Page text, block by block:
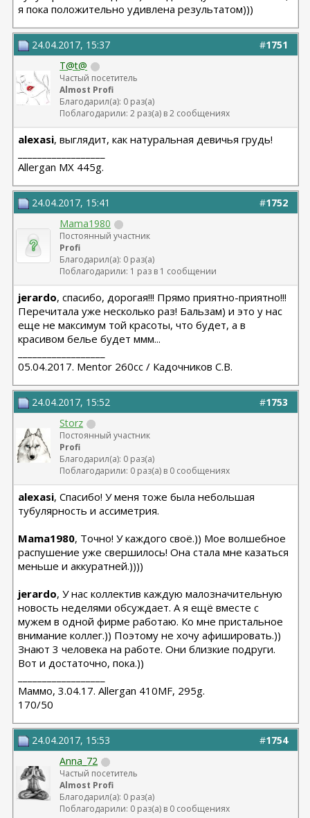
я пока положительно удивлена результатом)))
#1751
24.04.2017, 15:37
T@t@
Частый посетитель
Almost Profi
Благодарил(а): 0 раз(а)
Поблагодарили: 2 раз(а) в 2 сообщениях
alexasi, выглядит, как натуральная девичья грудь!
Allergan МХ 445g.
#1752
24.04.2017, 15:41
Mama1980
Постоянный участник
Profi
Благодарил(а): 0 раз(а)
Поблагодарили: 1 раз в 1 сообщении
jerardo, спасибо, дорогая!!! Прямо приятно-приятно!!!
Перечитала уже несколько раз! Бальзам) и это у нас
еще не максимум той красоты, что будет, а в
красивом белье будет ммм...
05.04.2017. Mentor 260cc / Кадочников С.В.
#1753
24.04.2017, 15:52
Storz
Постоянный участник
Profi
Благодарил(а): 0 раз(а)
Поблагодарили: 0 раз(а) в 0 сообщениях
alexasi, Спасибо! У меня тоже была небольшая
тубулярность и ассиметрия.
Mama1980, Точно! У каждого своё.)) Мое волшебное
распушение уже свершилось! Она стала мне казаться
меньше и аккуратней.))))
jerardo, У нас коллектив каждую малозначительную
новость неделями обсуждает. А я ещё вместе с
мужем в одной фирме работаю. Ко мне пристальное
внимание коллег.)) Поэтому не хочу афишировать.))
Знают 3 человека на работе. Они близкие подруги.
Вот и достаточно, пока.))
Маммо, 3.04.17. Allergan 410MF, 295g.
170/50
#1754
24.04.2017, 15:53
Anna_72
Частый посетитель
Almost Profi
Благодарил(а): 0 раз(а)
Поблагодарили: 0 раз(а) в 0 сообщениях